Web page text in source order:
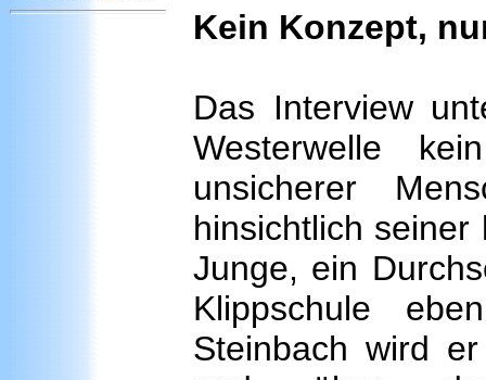
Kein Konzept,
Das Interview
Westerwelle
unsicherer
hinsichtlich
Junge, ein
Klippschule
Steinbach wird